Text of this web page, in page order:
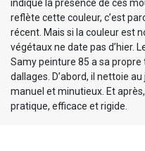
indique la présence de ces
reflète cette couleur, c’est
récent. Mais si la couleur est
végétaux ne date pas d’hier.
Samy peinture 85 a sa
dallages. D’abord, il nettoie
manuel et minutieux. Et
pratique, efficace et rigide.